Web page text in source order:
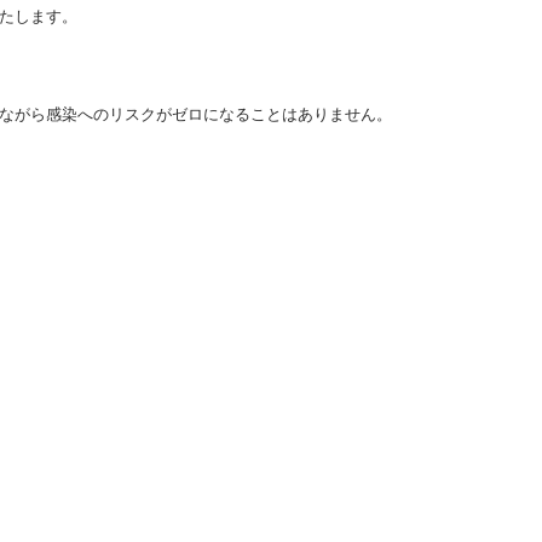
ます。
ら感染へのリスクがゼロになることはありません。